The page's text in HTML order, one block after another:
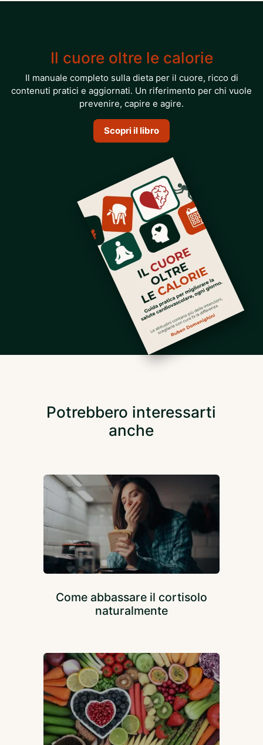
Il cuore oltre le calorie
Il manuale completo sulla dieta per il cuore, ricco di
contenuti pratici e aggiornati. Un riferimento per chi vuole
prevenire, capire e agire.
Scopri il libro
Potrebbero interessarti
anche
Come abbassare il cortisolo
naturalmente